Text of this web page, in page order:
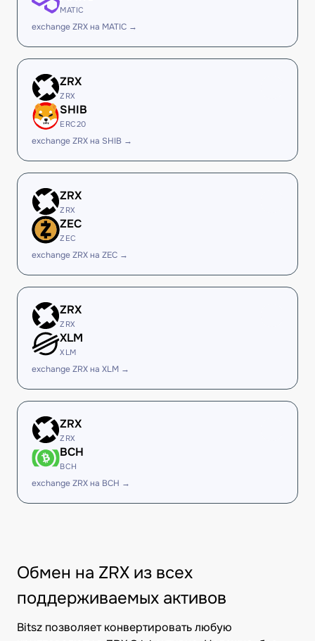
MATIC
exchange ZRX на MATIC →
ZRX
ZRX
SHIB
ERC20
exchange ZRX на SHIB →
ZRX
ZRX
ZEC
ZEC
exchange ZRX на ZEC →
ZRX
ZRX
XLM
XLM
exchange ZRX на XLM →
ZRX
ZRX
BCH
BCH
exchange ZRX на BCH →
Обмен на ZRX из всех
поддерживаемых активов
Bitsz позволяет конвертировать любую